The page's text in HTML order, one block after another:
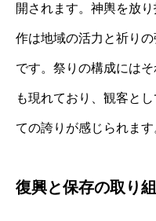
開されます。神輿を放
作は地域の活力と祈り
です。祭りの構成には
も現れており、観客と
ての誇りが感じられます
復興と保存の取り